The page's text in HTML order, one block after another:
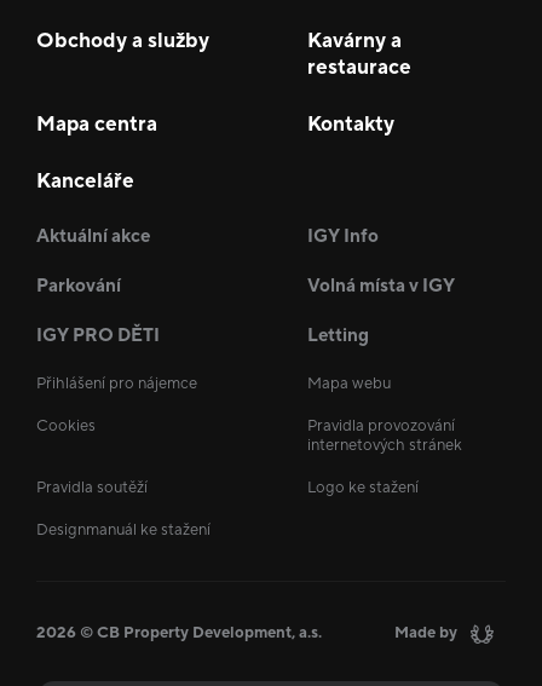
Obchody a služby
Kavárny a
restaurace
Mapa centra Kontakty
Kanceláře
Aktuální akce IGY Info
Parkování Volná místa v IGY
IGY PRO DĚTI Letting
Přihlášení pro nájemce Mapa webu
Cookies
Pravidla provozování
internetových stránek
Pravidla soutěží Logo ke stažení
Designmanuál ke stažení
2026 © CB Property Development, a.s. Made by